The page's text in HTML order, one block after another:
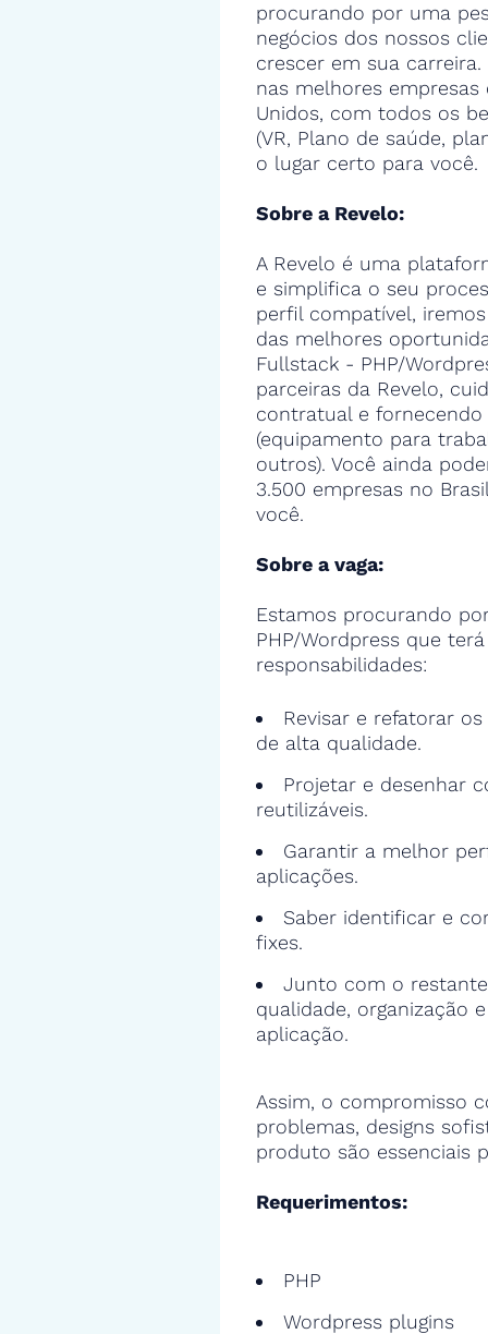
procurando por uma
negócios dos nossos
crescer em sua
nas melhores
Unidos, com todos os
(VR, Plano de saúde,
o lugar certo para você.
Sobre a Revelo:
A Revelo é uma
e simplifica o seu
perfil compatível,
das melhores
Fullstack - PHP/
parceiras da Revelo,
contratual e
(equipamento para
outros). Você ainda
3.500 empresas no
você.
Sobre a vaga:
Estamos procurando
PHP/Wordpress que
responsabilidades:
Revisar e refatorar
de alta qualidade.
Projetar e desenhar
reutilizáveis.
Garantir a melhor
aplicações.
Saber identificar e
fixes.
Junto com o
qualidade, organização
aplicação.
Assim, o compromisso
problemas, designs
produto são essenciais
Requerimentos:
PHP
Wordpress plugins